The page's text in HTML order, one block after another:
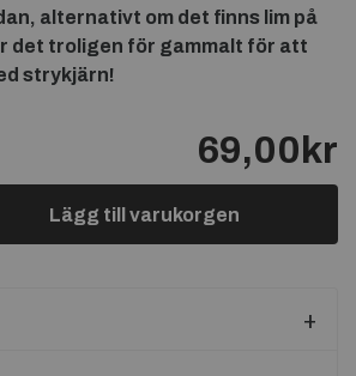
alternativt om det finns lim på
det troligen för gammalt för att
strykjärn!
69,00kr
Lägg till varukorgen